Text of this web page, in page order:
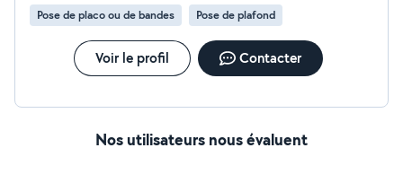
Pose de placo ou de bandes Pose de plafond
Voir le profil Contacter
Nos utilisateurs nous évaluent